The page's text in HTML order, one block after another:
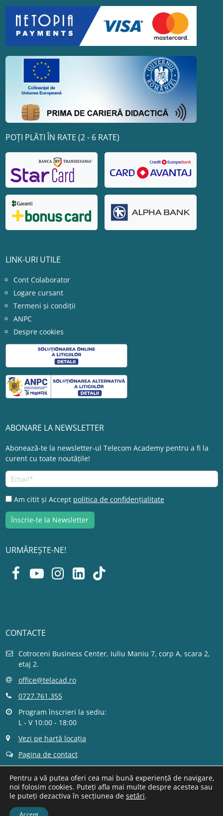
POȚI PLĂTI ÎN RATE (2 - 6 RATE)
LINK-URI UTILE
Cont Colaborator
Logare cursant
Termeni și condiții
ANPC
Despre cookies
ABONARE LA NEWSLETTER
Abonează-te la newsletter-ul Telecom Academy pentru a fi la
curent cu toate noutățile!
Am citit și Accept politica de confidențialitate
URMĂREȘTE-NE!
CONTACTE
Cotroceni Business Center, Iuliu Maniu 7, corp A, scara 2,
etaj 2.
office@telacad.ro
0727.761.355
Program înscrieri la sediu:
L - V 10:00 - 18:00
Vezi pe hartă locația
Pagina de contact
Telecom Academy
Pentru a vă putea oferi cea mai bună experiență de navigare,
noi folosim cookies. Puteți afla mai multe despre acestea sau
le puteți dezactiva în secțiunea de setări.
Accept